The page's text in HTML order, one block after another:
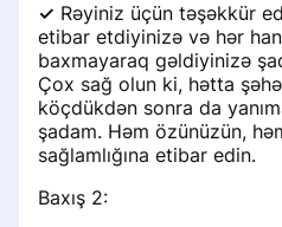
✓ Rəyiniz üçün təşəkkür
etibar etdiyinizə və hər
baxmayaraq gəldiyinizə
Çox sağ olun ki, hətta
köçdükdən sonra da
şadam. Həm özünüzün,
sağlamlığına etibar edin.
Baxış 2: